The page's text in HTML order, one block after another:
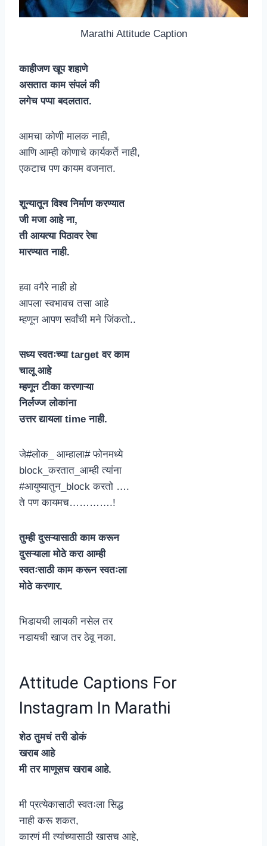
Marathi Attitude Caption
काहीजण खूप शहाणे
असतात काम संपलं की
लगेच पप्पा बदलतात.
आमचा कोणी मालक नाही,
आणि आम्ही कोणाचे कार्यकर्ते नाही,
एकटाच पण कायम वजनात.
शून्यातून विश्व निर्माण करण्यात
जी मजा आहे ना,
ती आयत्या पिठावर रेषा
मारण्यात नाही.
हवा वगैरे नाही हो
आपला स्वभावच तसा आहे
म्हणून आपण सर्वांची मने जिंकतो..
सध्य स्वतःच्या target वर काम
चालू आहे
म्हणून टीका करणाऱ्या
निर्लज्ज लोकांना
उत्तर द्यायला time नाही.
जे#लोक_ आम्हाला# फोनमध्ये
block_करतात_आम्ही त्यांना
#आयुष्यातुन_block करतो ….
ते पण कायमच………….!
तुम्ही दुसऱ्यासाठी काम करून
दुसऱ्याला मोठे करा आम्ही
स्वतःसाठी काम करून स्वतःला
मोठे करणार.
भिडायची लायकी नसेल तर
नडायची खाज तर ठेवू नका.
Attitude Captions For
Instagram In Marathi
शेठ तुमचं तरी डोकं
खराब आहे
मी तर माणूसच खराब आहे.
मी प्रत्येकासाठी स्वतःला सिद्ध
नाही करू शकत,
कारणं मी त्यांच्यासाठी खासच आहे,